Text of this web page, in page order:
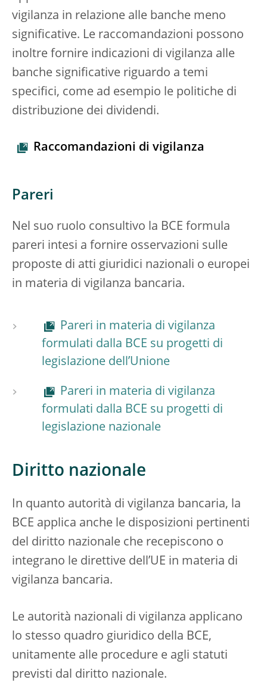
vigilanza in relazione alle banche meno
significative. Le raccomandazioni possono
inoltre fornire indicazioni di vigilanza alle
banche significative riguardo a temi
specifici, come ad esempio le politiche di
distribuzione dei dividendi.
Raccomandazioni di vigilanza
Pareri
Nel suo ruolo consultivo la BCE formula
pareri intesi a fornire osservazioni sulle
proposte di atti giuridici nazionali o europei
in materia di vigilanza bancaria.
Pareri in materia di vigilanza
formulati dalla BCE su progetti di
legislazione dell’Unione
Pareri in materia di vigilanza
formulati dalla BCE su progetti di
legislazione nazionale
Diritto nazionale
In quanto autorità di vigilanza bancaria, la
BCE applica anche le disposizioni pertinenti
del diritto nazionale che recepiscono o
integrano le direttive dell’UE in materia di
vigilanza bancaria.
Le autorità nazionali di vigilanza applicano
lo stesso quadro giuridico della BCE,
unitamente alle procedure e agli statuti
previsti dal diritto nazionale.